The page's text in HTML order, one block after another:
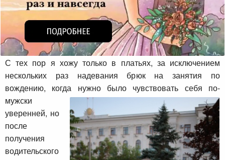
С тех пор я хожу только в платьях, за исключением
нескольких раз надевания брюк на занятия по
вождению, когда нужно было чувствовать себя по-
мужски
уверенней, но
после
получения
водительского